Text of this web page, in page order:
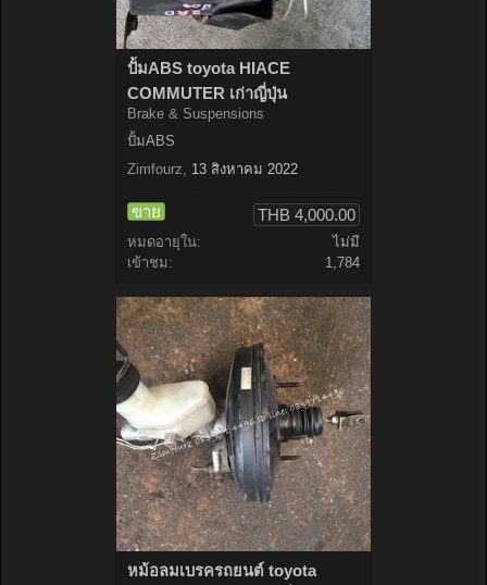
ปั้มABS toyota HIACE
COMMUTER เก่าญี่ปุ่น
Brake & Suspensions
ปั้มABS
Zimfourz
13 สิงหาคม 2022
ขาย THB 4,000.00
หมดอายุใน:
ไม่มี
เข้าชม:
1,784
หม้อลมเบรครถยนต์ toyota